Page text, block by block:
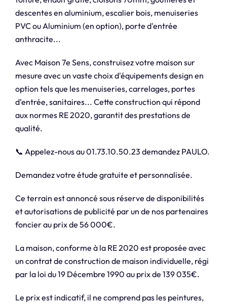
descentes en aluminium, escalier bois, menuiseries
PVC ou Aluminium (en option), porte d'entrée
anthracite...
Avec Maison 7e Sens, construisez votre maison sur
mesure avec un vaste choix d'équipements design en
option tels que les menuiseries, carrelages, portes
d’entrée, sanitaires... Cette construction qui répond
aux normes RE 2020, garantit des prestations de
qualité.
📞 Appelez-nous au 01.73.10.50.23 demandez PAULO.
Demandez votre étude gratuite et personnalisée.
Ce terrain est annoncé sous réserve de disponibilités
et autorisations de publicité par un de nos partenaires
foncier au prix de 56 000€.
La maison, conforme à la RE 2020 est proposée avec
un contrat de construction de maison individuelle, régi
par la loi du 19 Décembre 1990 au prix de 139 035€.
Le prix est indicatif, il ne comprend pas les peintures,